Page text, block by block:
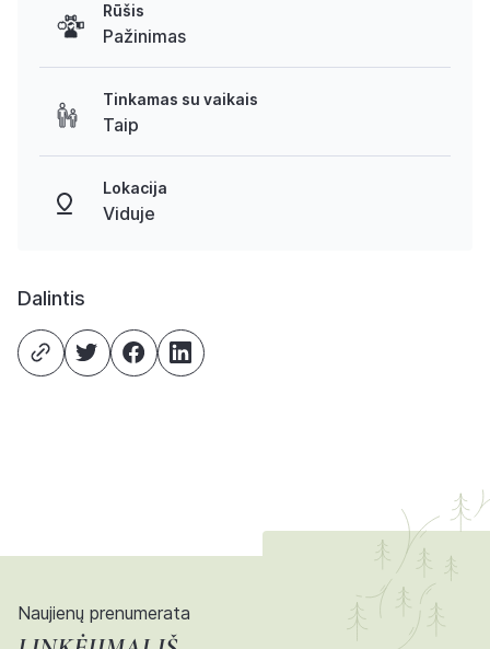
Rūšis
Pažinimas
Tinkamas su vaikais
Taip
Lokacija
Viduje
Dalintis
Naujienų prenumerata